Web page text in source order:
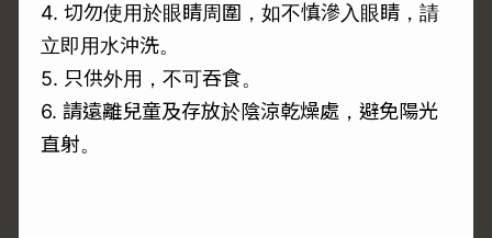
4. 切勿使用於眼睛周圍，如不慎滲入眼睛，請
立即用水沖洗。
5. 只供外用，不可吞食。
6. 請遠離兒童及存放於陰涼乾燥處，避免陽光
直射。